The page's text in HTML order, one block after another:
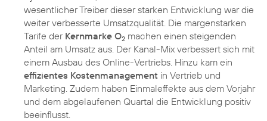
wesentlicher Treiber dieser starken Entwicklung war die
weiter verbesserte Umsatzqualität. Die margenstarken
Tarife der Kernmarke O2 machen einen steigenden
Anteil am Umsatz aus. Der Kanal-Mix verbessert sich mit
einem Ausbau des Online-Vertriebs. Hinzu kam ein
effizientes Kostenmanagement in Vertrieb und
Marketing. Zudem haben Einmaleffekte aus dem Vorjahr
und dem abgelaufenen Quartal die Entwicklung positiv
beeinflusst.